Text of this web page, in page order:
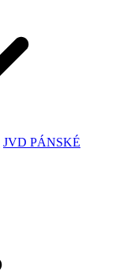
JVD PÁNSKÉ